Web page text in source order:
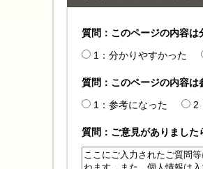
質問：このページの内容は
1：分かりやすかった
質問：このページの内容は
1：参考になった
2
質問：ご意見がありました